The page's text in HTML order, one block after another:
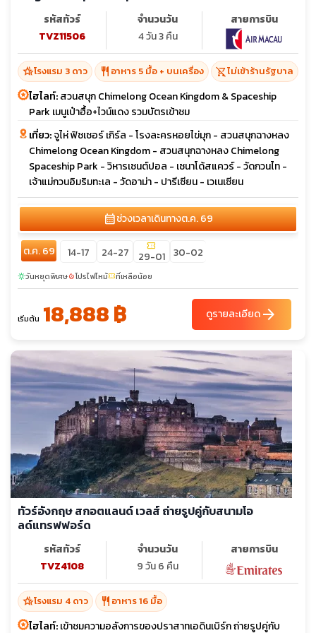
รหัสทัวร์
TVZ11506
จำนวนวัน
4 วัน 3 คืน
สายการบิน
hotel_classโรงแรม 3 ดาว restaurant อาหาร 5 มื้อ + บนเครื่อง shopping_cart_offไม่เข้าร้านรัฐบาล
ไฮไลท์:สวนสนุก Chimelong Ocean Kingdom & Spaceship
Park เมนูเป๋าฮื้อ+ไวน์แดง รวมบัตรเข้าชม
เที่ยว:จูไห่ ฟิชเชอร์ เกิร์ล - โรงละครหอยไข่มุก - สวนสนุกฉางหลง
Chimelong Ocean Kingdom - สวนสนุกฉางหลง Chimelong
Spaceship Park - วิหารเซนต์ปอล - เซนาโด้สแควร์ - วัดกวนไท -
เจ้าแม่กวนอิมริมทะเล - วัดอาม่า - ปารีเซียน - เวเนเซียน
calendar_monthช่วงเวลาเดินทางต.ค. 69
ต.ค. 69 14-17 24-27 confirmation_number
29-01 30-02
sunnyวันหยุดพิเศษlocal_fire_departmentโปรไฟไหม้confirmation_numberที่เหลือน้อย
เริ่มต้น 18,888 ฿ ดูรายละเอียดarrow_forward
ทัวร์อังกฤษ สกอตแลนด์ เวลส์ ถ่ายรูปคู่กับสนามโอ
ลด์แทรฟฟอร์ด
รหัสทัวร์
TVZ4108
จำนวนวัน
9 วัน 6 คืน
สายการบิน
hotel_classโรงแรม 4 ดาว restaurant อาหาร 16 มื้อ
ไฮไลท์:เข้าชมความอลังการของปราสาทเอดินเบิร์ก ถ่ายรูปคู่กับ